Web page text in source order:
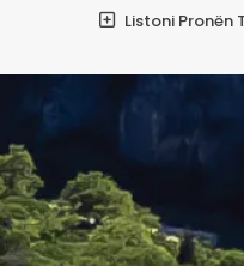
Listoni Pronën